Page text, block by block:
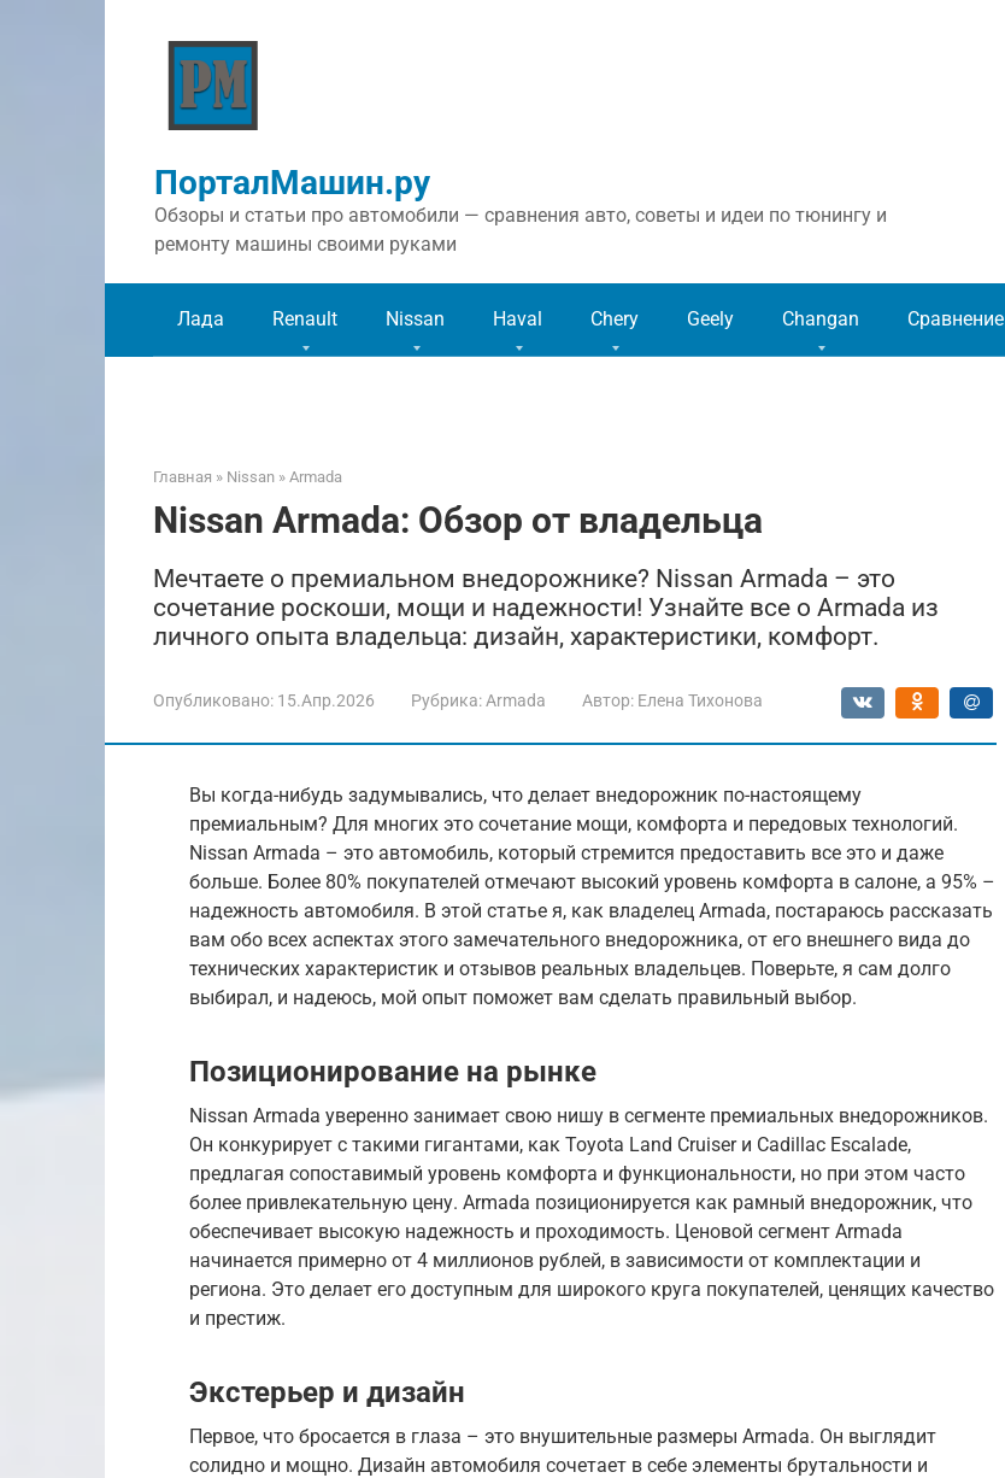
ПорталМашин.ру
Обзоры и статьи про автомобили — сравнения авто, советы и идеи по тюнингу и
ремонту машины своими руками
Лада Renault Nissan Haval Chery Geely Changan Сравнение
Главная » Nissan » Armada
Nissan Armada: Обзор от владельца
Мечтаете о премиальном внедорожнике? Nissan Armada – это
сочетание роскоши, мощи и надежности! Узнайте все о Armada из
личного опыта владельца: дизайн, характеристики, комфорт.
Опубликовано: 15.Апр.2026 Рубрика: Armada Автор: Елена Тихонова
Вы когда-нибудь задумывались, что делает внедорожник по-настоящему
премиальным? Для многих это сочетание мощи, комфорта и передовых технологий.
Nissan Armada – это автомобиль, который стремится предоставить все это и даже
больше. Более 80% покупателей отмечают высокий уровень комфорта в салоне, а 95% –
надежность автомобиля. В этой статье я, как владелец Armada, постараюсь рассказать
вам обо всех аспектах этого замечательного внедорожника, от его внешнего вида до
технических характеристик и отзывов реальных владельцев. Поверьте, я сам долго
выбирал, и надеюсь, мой опыт поможет вам сделать правильный выбор.
Позиционирование на рынке
Nissan Armada уверенно занимает свою нишу в сегменте премиальных внедорожников.
Он конкурирует с такими гигантами, как Toyota Land Cruiser и Cadillac Escalade,
предлагая сопоставимый уровень комфорта и функциональности, но при этом часто
более привлекательную цену. Armada позиционируется как рамный внедорожник, что
обеспечивает высокую надежность и проходимость. Ценовой сегмент Armada
начинается примерно от 4 миллионов рублей, в зависимости от комплектации и
региона. Это делает его доступным для широкого круга покупателей, ценящих качество
и престиж.
Экстерьер и дизайн
Первое, что бросается в глаза – это внушительные размеры Armada. Он выглядит
солидно и мощно. Дизайн автомобиля сочетает в себе элементы брутальности и